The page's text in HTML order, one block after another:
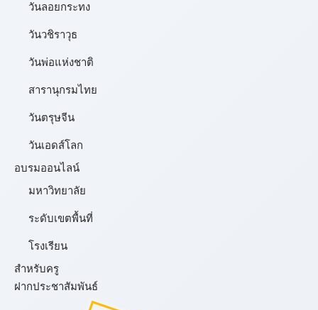
วันลอยกระทง
วันวชิราวุธ
วันพ่อแห่งชาติ
สารานุกรมไทย
วันตรุษจีน
วันเอดส์โลก
อบรมออนไลน์
มหาวิทยาลัย
ระดับเขตพื้นที่
โรงเรียน
สำหรับครู
ฝากประชาสัมพันธ์